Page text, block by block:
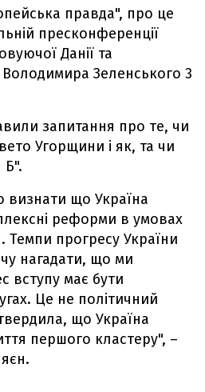
правда", про це
пресконференції
Данії та
Зеленського 3
запитання про те, чи
Угорщини і як, та чи
Б".
визнати що Україна
реформи в умовах
Темпи прогресу України
нагадати, що ми
вступу має бути
Це не політичний
що Україна
першого кластеру", –